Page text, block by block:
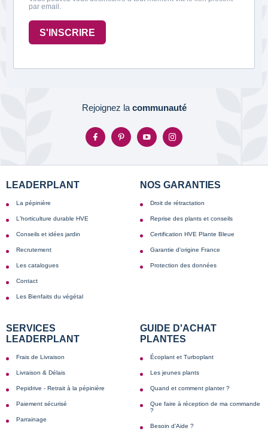
par email.
S'INSCRIRE
Rejoignez la communauté
LEADERPLANT
La pépinière
L'horticulture durable HVE
Conseils et idées jardin
Recrutement
Les catalogues
Contact
Les Bienfaits du végétal
NOS GARANTIES
Droit de rétractation
Reprise des plants et conseils
Certification HVE Plante Bleue
Garantie d'origine France
Protection des données
SERVICES
LEADERPLANT
Frais de Livraison
Livraison & Délais
Pepidrive - Retrait à la pépinière
Paiement sécurisé
Parrainage
GUIDE D'ACHAT
PLANTES
Écoplant et Turboplant
Les jeunes plants
Quand et comment planter ?
Que faire à réception de ma commande
?
Besoin d'Aide ?